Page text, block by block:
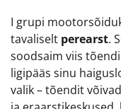
I grupi
tavaliselt perearst.
soodsaim viis
ligipääs sinu
valik – tõendit